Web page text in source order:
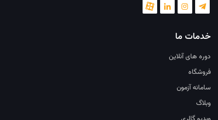
خدمات ما
دوره های آنلاین
فروشگاه
سامانه آزمون
وبلاگ